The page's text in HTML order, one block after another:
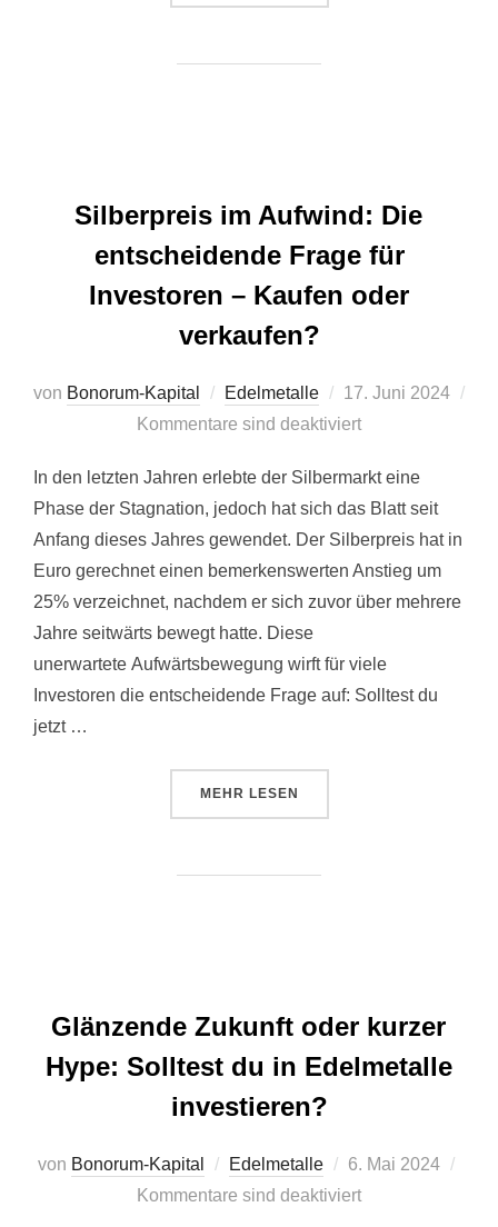
Silberpreis im Aufwind: Die
entscheidende Frage für
Investoren – Kaufen oder
verkaufen?
von Bonorum-Kapital Edelmetalle
Veröffentlicht
am
17. Juni 2024
Kommentare sind deaktiviert
In den letzten Jahren erlebte der Silbermarkt eine
Phase der Stagnation, jedoch hat sich das Blatt seit
Anfang dieses Jahres gewendet. Der Silberpreis hat in
Euro gerechnet einen bemerkenswerten Anstieg um
25% verzeichnet, nachdem er sich zuvor über mehrere
Jahre seitwärts bewegt hatte. Diese
unerwartete Aufwärtsbewegung wirft für viele
Investoren die entscheidende Frage auf: Solltest du
jetzt …
MEHR ÜBER „SILBERPREIS IM
LESEN
Glänzende Zukunft oder kurzer
Hype: Solltest du in Edelmetalle
investieren?
von Bonorum-Kapital Edelmetalle
Veröffentlicht
am
6. Mai 2024
Kommentare sind deaktiviert